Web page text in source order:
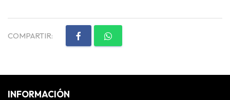
COMPARTIR:
INFORMACIÓN